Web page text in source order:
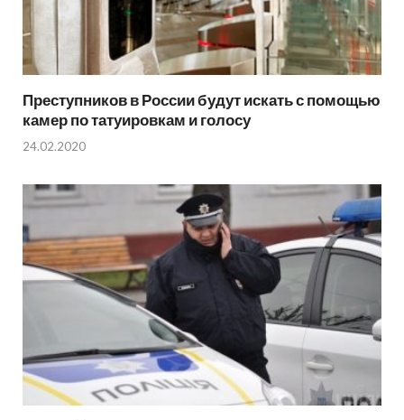
Преступников в России будут искать с помощью
камер по татуировкам и голосу
24.02.2020